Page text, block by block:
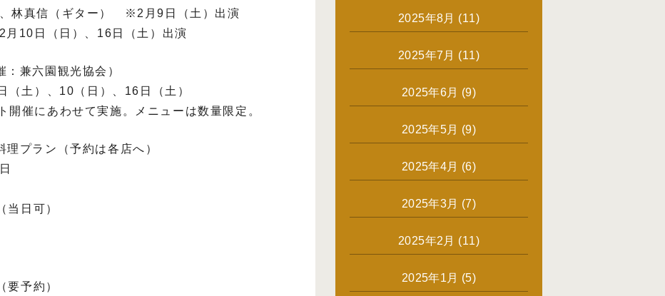
、林真信（ギター） ※2月9日（土）出演
10日（日）、16日（土）出演
兼六園観光協会）
（土）、10（日）、16日（土）
開催にあわせて実施。メニューは数量限定。
プラン（予約は各店へ）
当日可）
要予約）
2025年8月 (11)
2025年7月 (11)
2025年6月 (9)
2025年5月 (9)
2025年4月 (6)
2025年3月 (7)
2025年2月 (11)
2025年1月 (5)